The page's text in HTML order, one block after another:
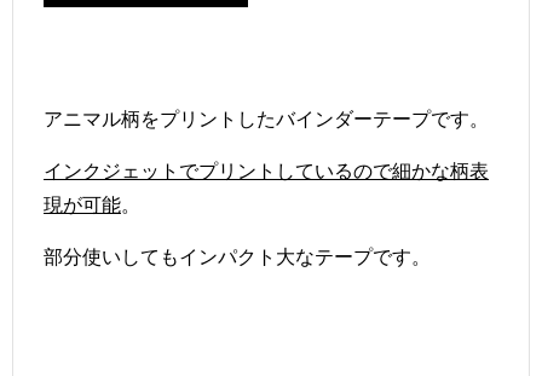
アニマル柄をプリントしたバインダーテープです。
インクジェットでプリントしているので細かな柄表
現が可能。
部分使いしてもインパクト大なテープです。